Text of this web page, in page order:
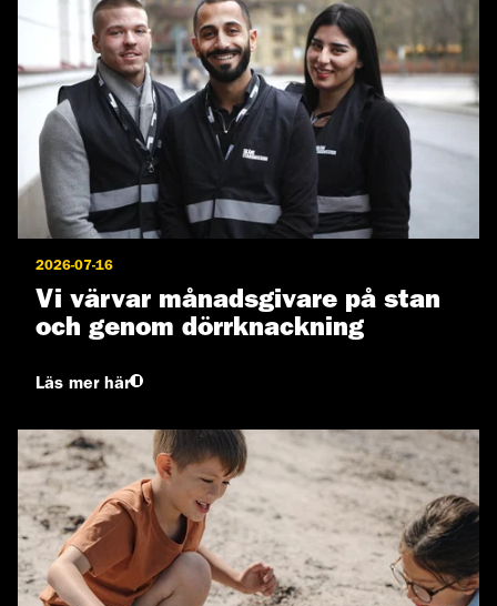
2026-07-16
Vi värvar månadsgivare på stan
och genom dörrknackning
Läs mer här